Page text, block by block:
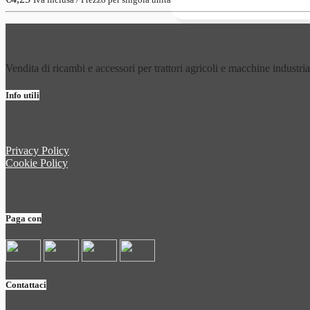
Vendita di ricambi e accessori per trattori agricoli e macchine
Info utili
Privacy Policy
Cookie Policy
Paga con
Contattaci